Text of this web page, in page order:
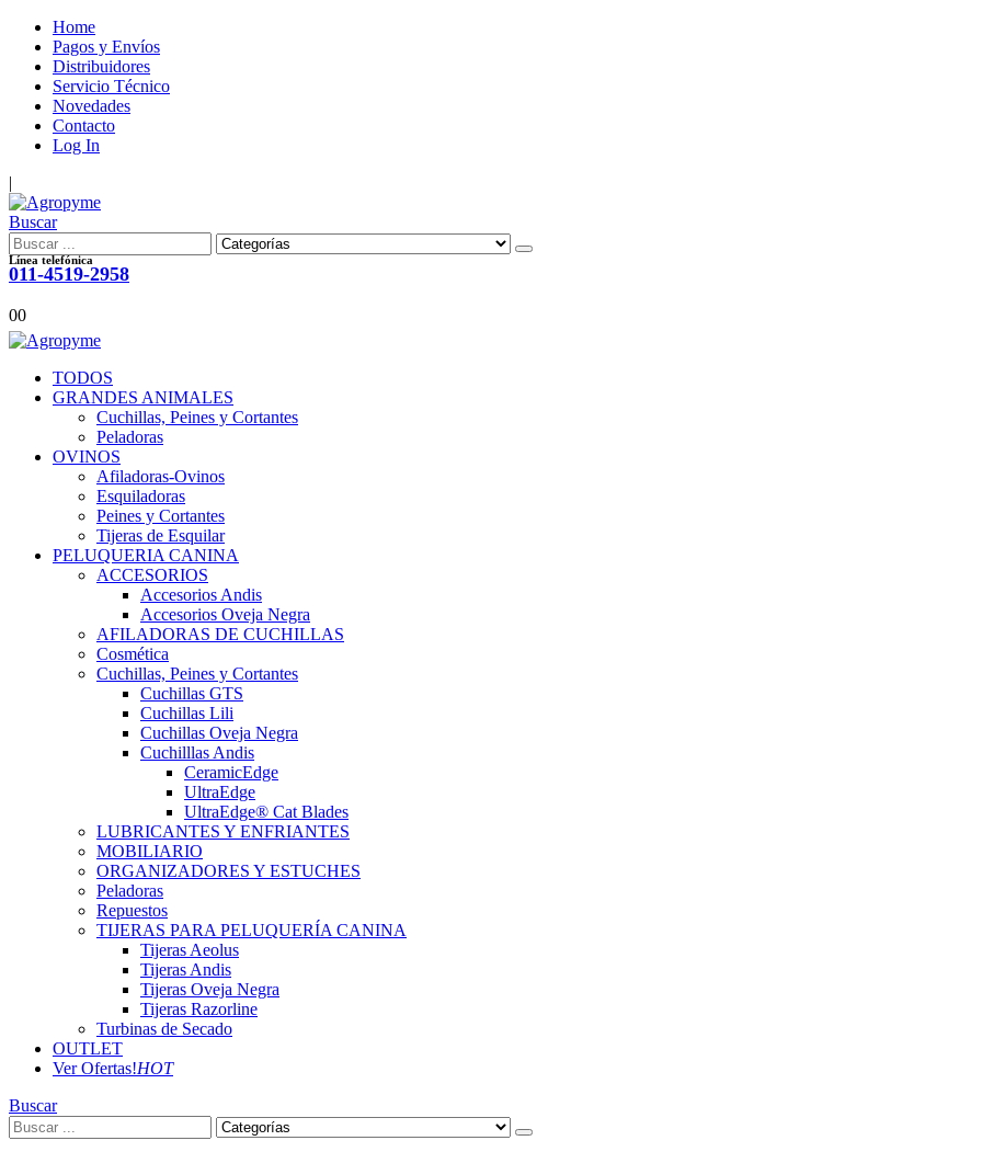
Home
Pagos y Envíos
Distribuidores
Servicio Técnico
Novedades
Contacto
Log In
|
Buscar
Línea telefónica
011-4519-2958
00
TODOS
GRANDES ANIMALES
Cuchillas, Peines y Cortantes
Peladoras
OVINOS
Afiladoras-Ovinos
Esquiladoras
Peines y Cortantes
Tijeras de Esquilar
PELUQUERIA CANINA
ACCESORIOS
Accesorios Andis
Accesorios Oveja Negra
AFILADORAS DE CUCHILLAS
Cosmética
Cuchillas, Peines y Cortantes
Cuchillas GTS
Cuchillas Lili
Cuchillas Oveja Negra
Cuchilllas Andis
CeramicEdge
UltraEdge
UltraEdge® Cat Blades
LUBRICANTES Y ENFRIANTES
MOBILIARIO
ORGANIZADORES Y ESTUCHES
Peladoras
Repuestos
TIJERAS PARA PELUQUERÍA CANINA
Tijeras Aeolus
Tijeras Andis
Tijeras Oveja Negra
Tijeras Razorline
Turbinas de Secado
OUTLET
Ver Ofertas!HOT
Buscar